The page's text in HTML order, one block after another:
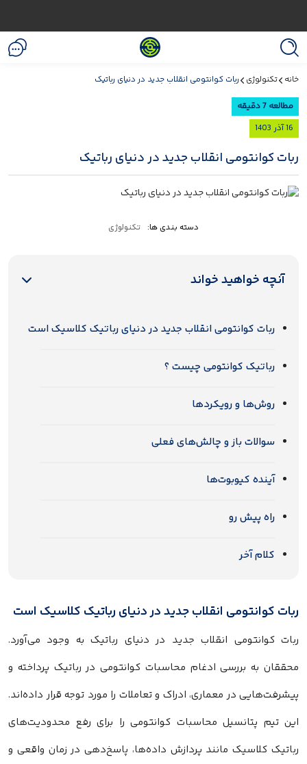
خانه تکنولوژی ربات‌ کوانتومی انقلاب جدید در دنیای رباتیک
مطالعه 7 دقیقه
16 آذر 1403
ربات‌ کوانتومی انقلاب جدید در دنیای رباتیک
دسته بندی ها: تکنولوژی
آنچه خواهید خواند
ربات‌ کوانتومی انقلاب جدید در دنیای رباتیک کلاسیک است
رباتیک کوانتومی چیست ؟
روش‌ها و رویکردها
سوالات باز و چالش‌های فعلی
آینده کیوبوت‌ها
راه پیش رو
کلام آخر
ربات‌ کوانتومی انقلاب جدید در دنیای رباتیک کلاسیک است
ربات‌ کوانتومی انقلاب جدید در دنیای رباتیک به وجود می‌آورد.
محققان به بررسی ادغام محاسبات کوانتومی در رباتیک پرداخته و
پیشرفت‌هایی در معماری، ادراک و تعاملات را مورد توجه قرار داده‌اند.
این تیم پتانسیل محاسبات کوانتومی را برای رفع محدودیت‌های
رباتیک کلاسیک مانند پردازش داده‌ها، پاسخ‌دهی در زمان واقعی و